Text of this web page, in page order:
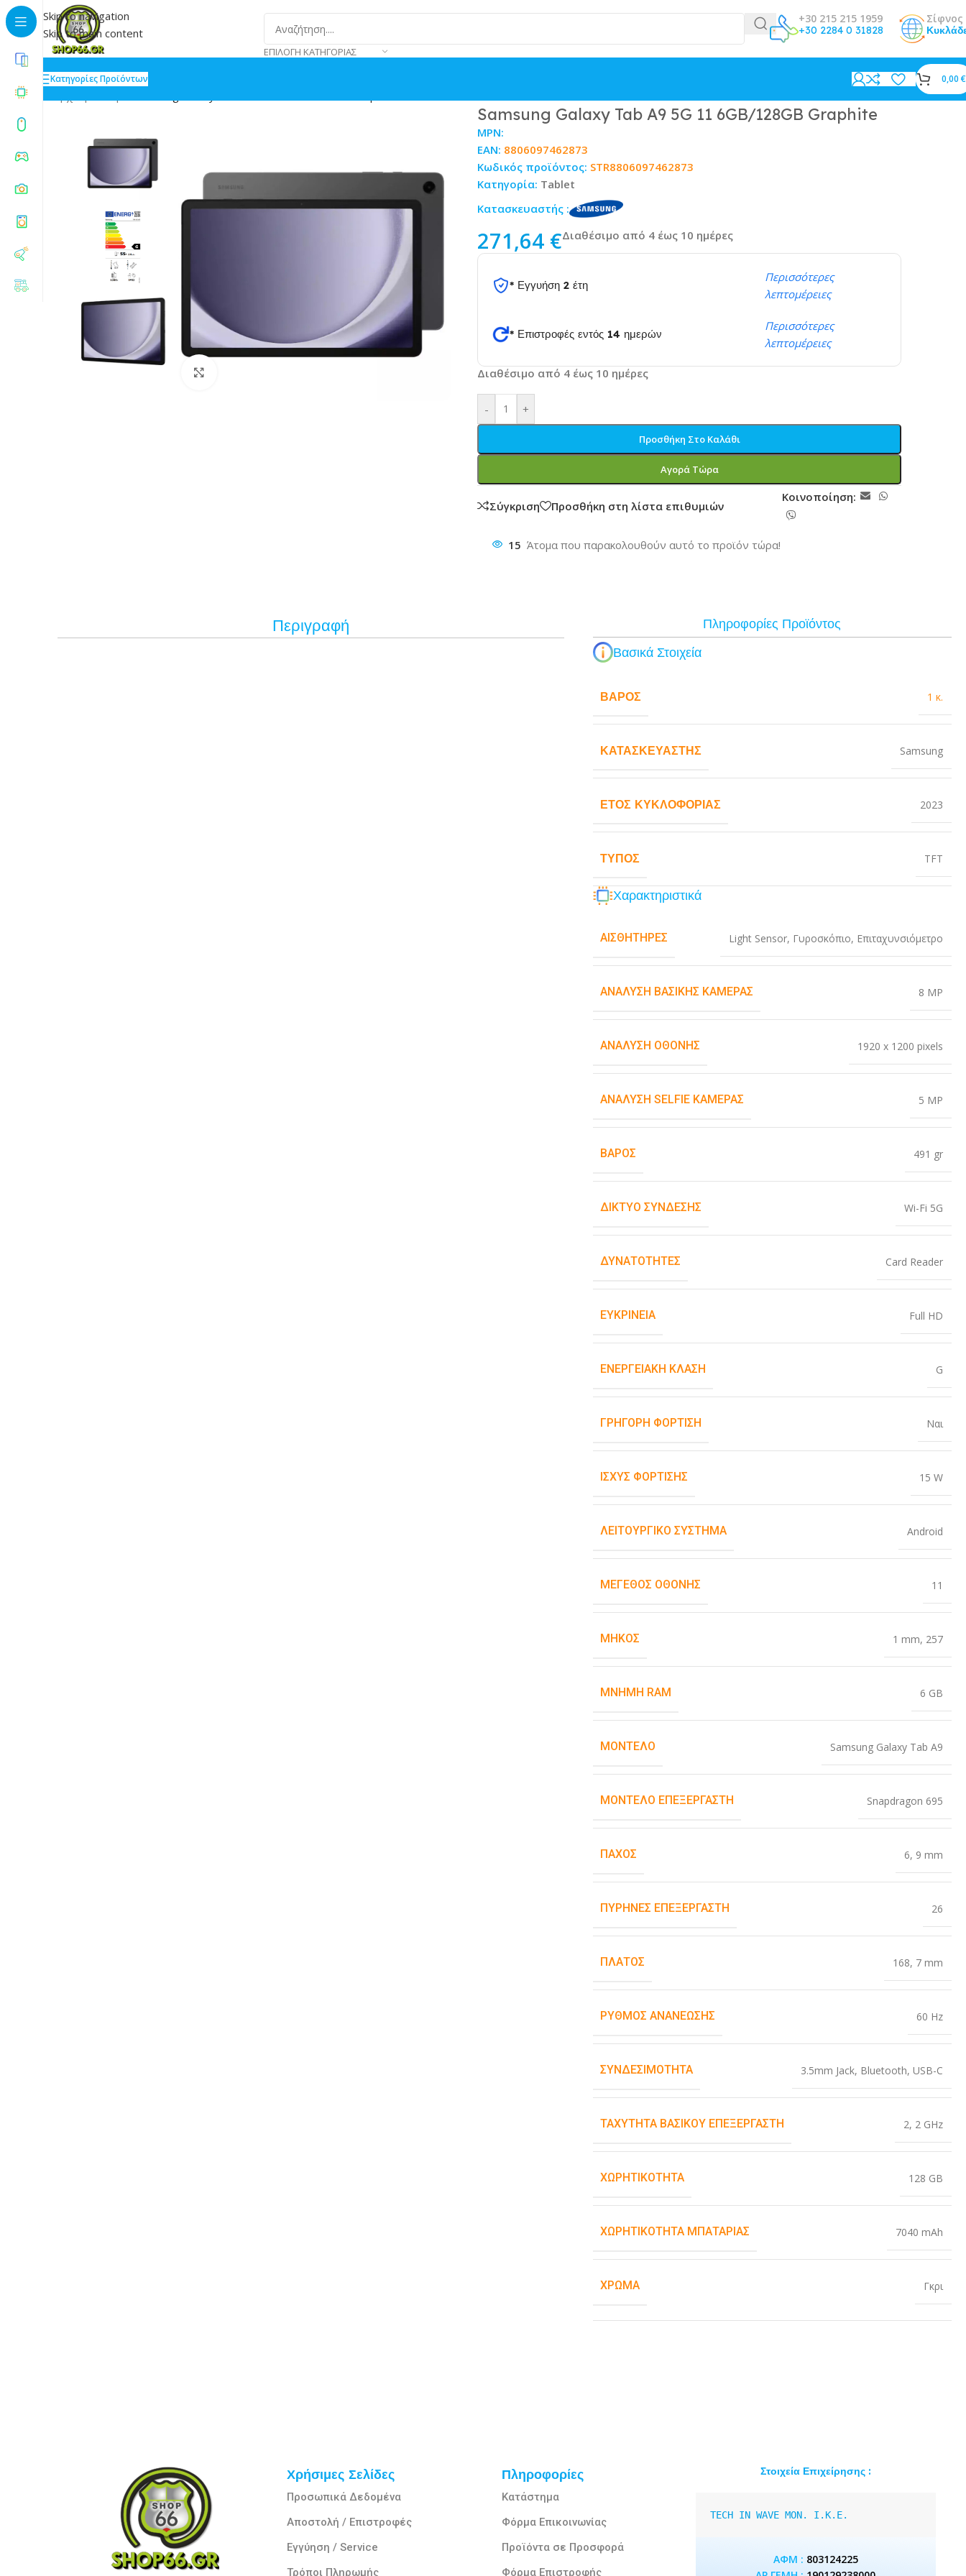
Skip to navigation
Skip to main content
ΕΠΙΛΟΓΉ ΚΑΤΗΓΟΡΊΑΣ
+30 215 215 1959
+30 2284 0 31828
Σίφνος
Κατηγορίες Προϊόντων 0,00 €
Samsung Galaxy Tab A9 5G 11 6GB/128GB Graphite
Κατασκευαστής :
MPN:
EAN: 8806097462873
Κωδικός προϊόντος: STR8806097462873
Κατηγορία: Tablet
271,64 €Διαθέσιμο από 4 έως 10 ημέρες
* Εγγυήση 2 έτη
Περισσότερες
λεπτομέρειες
* Επιστροφές εντός 14 ημερών
Περισσότερες
λεπτομέρειες
Διαθέσιμο από 4 έως 10 ημέρες
- +
Προσθήκη Στο Καλάθι
Αγορά Τώρα
Σύγκριση Προσθήκη στη λίστα επιθυμιών
Κοινοποίηση:
15 Άτομα που παρακολουθούν αυτό το προϊόν τώρα!
Περιγραφή
Πληροφορίες Προϊόντος
Βασικά Στοιχεία
ΒΆΡΟΣ 1 κ.
ΚΑΤΑΣΚΕΥΑΣΤΉΣ Samsung
ΈΤΟΣ ΚΥΚΛΟΦΟΡΊΑΣ 2023
ΤΎΠΟΣ TFT
Χαρακτηριστικά
ΑΙΣΘΗΤΉΡΕΣ Light Sensor, Γυροσκόπιο, Επιταχυνσιόμετρο
ΑΝΆΛΥΣΗ ΒΑΣΙΚΉΣ ΚΆΜΕΡΑΣ 8 MP
ΑΝΆΛΥΣΗ ΟΘΌΝΗΣ 1920 x 1200 pixels
ΑΝΆΛΥΣΗ SELFIE ΚΆΜΕΡΑΣ 5 MP
ΒΆΡΟΣ 491 gr
ΔΊΚΤΥΟ ΣΎΝΔΕΣΗΣ Wi-Fi 5G
ΔΥΝΑΤΌΤΗΤΕΣ Card Reader
ΕΥΚΡΊΝΕΙΑ Full HD
ΕΝΕΡΓΕΙΑΚΉ ΚΛΆΣΗ G
ΓΡΉΓΟΡΗ ΦΌΡΤΙΣΗ Ναι
ΙΣΧΎΣ ΦΌΡΤΙΣΗΣ 15 W
ΛΕΙΤΟΥΡΓΙΚΌ ΣΎΣΤΗΜΑ Android
ΜΈΓΕΘΟΣ ΟΘΌΝΗΣ 11
ΜΉΚΟΣ 1 mm, 257
ΜΝΉΜΗ RAM 6 GB
ΜΟΝΤΈΛΟ Samsung Galaxy Tab A9
ΜΟΝΤΈΛΟ ΕΠΕΞΕΡΓΑΣΤΉ Snapdragon 695
ΠΆΧΟΣ 6, 9 mm
ΠΥΡΉΝΕΣ ΕΠΕΞΕΡΓΑΣΤΉ 26
ΠΛΆΤΟΣ 168, 7 mm
ΡΥΘΜΌΣ ΑΝΑΝΈΩΣΗΣ 60 Hz
ΣΥΝΔΕΣΙΜΌΤΗΤΑ 3.5mm Jack, Bluetooth, USB-C
ΤΑΧΎΤΗΤΑ ΒΑΣΙΚΟΎ ΕΠΕΞΕΡΓΑΣΤΉ 2, 2 GHz
ΧΩΡΗΤΙΚΌΤΗΤΑ 128 GB
ΧΩΡΗΤΙΚΌΤΗΤΑ ΜΠΑΤΑΡΊΑΣ 7040 mAh
ΧΡΏΜΑ Γκρι
Χρήσιμες Σελίδες
Προσωπικά Δεδομένα
Αποστολή / Επιστροφές
Εγγύηση / Service
Τρόποι Πληρωμής
Πληροφορίες
Κατάστημα
Φόρμα Επικοινωνίας
Προϊόντα σε Προσφορά
Φόρμα Επιστροφής
Στοιχεία Επιχείρησης :
TECH IN WAVE MON. I.K.E.
ΑΦΜ : 803124225